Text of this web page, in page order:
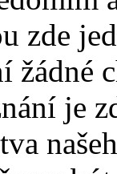
zde
žádné
je